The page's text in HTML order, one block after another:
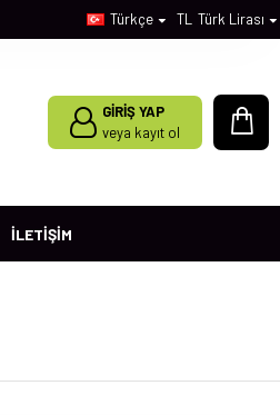
Türkçe TL Türk Lirası
GİRİŞ YAP
veya kayıt ol
İLETİŞİM